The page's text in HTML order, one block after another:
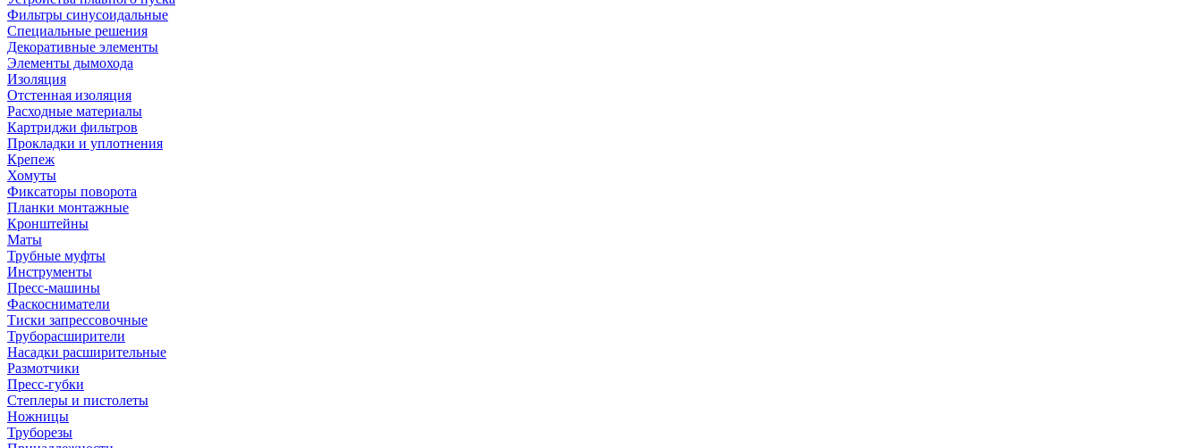
Фильтры синусоидальные
Специальные решения
Декоративные элементы
Элементы дымохода
Изоляция
Отстенная изоляция
Расходные материалы
Картриджи фильтров
Прокладки и уплотнения
Крепеж
Хомуты
Фиксаторы поворота
Планки монтажные
Кронштейны
Маты
Трубные муфты
Инструменты
Пресс-машины
Фаскосниматели
Тиски запрессовочные
Труборасширители
Насадки расширительные
Размотчики
Пресс-губки
Степлеры и пистолеты
Ножницы
Труборезы